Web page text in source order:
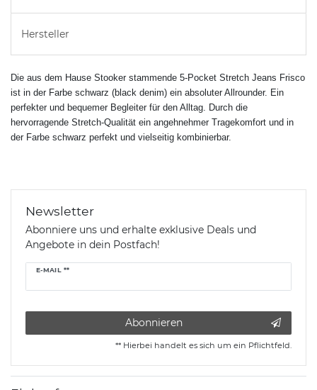
Hersteller
Die aus dem Hause Stooker stammende 5-Pocket Stretch Jeans Frisco
ist in der Farbe schwarz (black denim) ein absoluter Allrounder. Ein
perfekter und bequemer Begleiter für den Alltag. Durch die
hervorragende Stretch-Qualität ein angehnehmer Tragekomfort und in
der Farbe schwarz perfekt und vielseitig kombinierbar.
Newsletter
Abonniere uns und erhalte exklusive Deals und
Angebote in dein Postfach!
E-MAIL **
Newsletter
Abonnieren
** Hierbei handelt es sich um ein Pflichtfeld.